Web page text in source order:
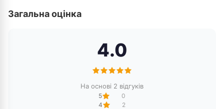
Загальна оцінка
4.0
На основі 2 відгуків
5
0
4
2